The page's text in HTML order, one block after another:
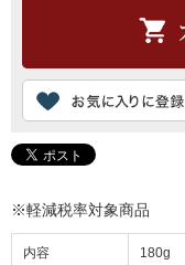
※軽減税率対象商品
内容 180g